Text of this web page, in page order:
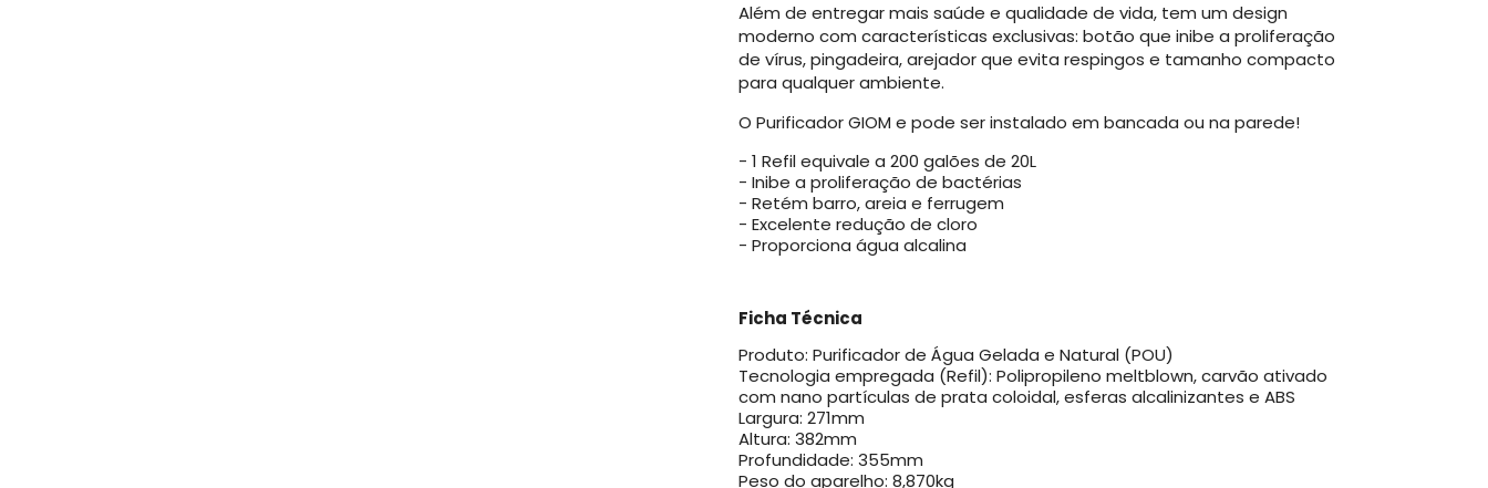
Além de entregar mais saúde e qualidade de vida, tem um design
moderno com características exclusivas: botão que inibe a proliferação
de vírus, pingadeira, arejador que evita respingos e tamanho compacto
para qualquer ambiente.
O Purificador GIOM e pode ser instalado em bancada ou na parede!
- 1 Refil equivale a 200 galões de 20L
- Inibe a proliferação de bactérias
- Retém barro, areia e ferrugem
- Excelente redução de cloro
- Proporciona água alcalina
Ficha Técnica
Produto: Purificador de Água Gelada e Natural (POU)
Tecnologia empregada (Refil): Polipropileno meltblown, carvão ativado
com nano partículas de prata coloidal, esferas alcalinizantes e ABS
Largura: 271mm
Altura: 382mm
Profundidade: 355mm
Peso do aparelho: 8,870kg